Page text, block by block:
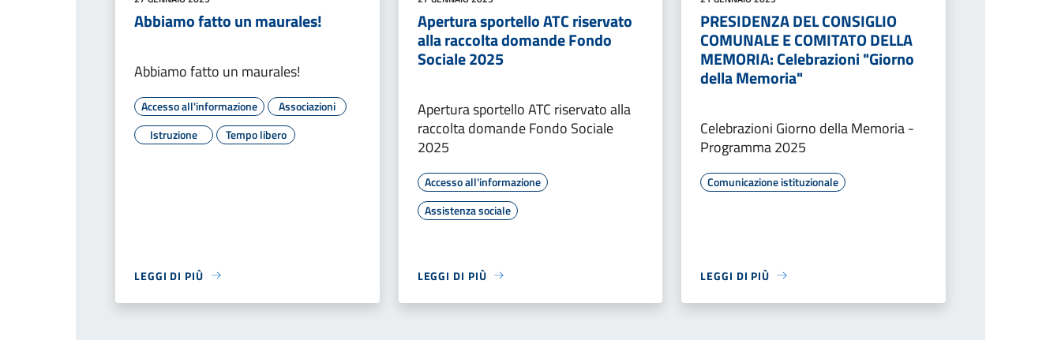
Abbiamo fatto un maurales!
Abbiamo fatto un maurales!
Accesso all'informazione
Associazioni
Istruzione
Tempo libero
LEGGI DI PIÙ
Apertura sportello ATC riservato
alla raccolta domande Fondo
Sociale 2025
Apertura sportello ATC riservato alla
raccolta domande Fondo Sociale
2025
Accesso all'informazione
Assistenza sociale
LEGGI DI PIÙ
PRESIDENZA DEL CONSIGLIO
COMUNALE E COMITATO DELLA
MEMORIA: Celebrazioni "Giorno
della Memoria"
Celebrazioni Giorno della Memoria -
Programma 2025
Comunicazione istituzionale
LEGGI DI PIÙ